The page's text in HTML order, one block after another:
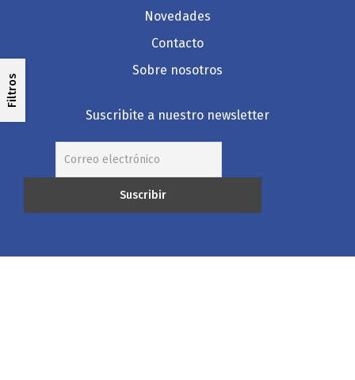
Filtros
Novedades
Contacto
Sobre nosotros
Suscribite a nuestro newsletter